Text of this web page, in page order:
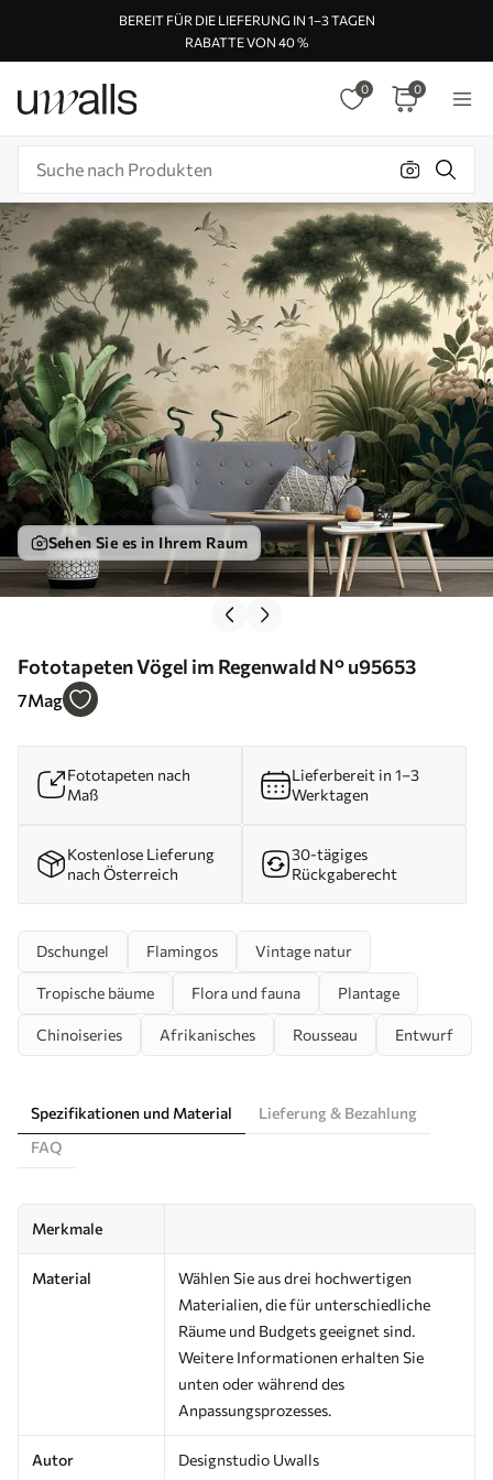
BEREIT FÜR DIE LIEFERUNG IN 1–3 TAGEN
RABATTE VON 40 %
0 0
Sehen Sie es in Ihrem Raum
Fototapeten Vögel im Regenwald N° u95653
7Mag
Fototapeten nach
Maß
Lieferbereit in 1–3
Werktagen
Kostenlose Lieferung
nach Österreich
30-tägiges
Rückgaberecht
Dschungel Flamingos Vintage natur
Tropische bäume Flora und fauna Plantage
Chinoiseries Afrikanisches Rousseau Entwurf
Spezifikationen und Material
Lieferung & Bezahlung
FAQ
Merkmale
Material
Wählen Sie aus drei hochwertigen
Materialien, die für unterschiedliche
Räume und Budgets geeignet sind.
Weitere Informationen erhalten Sie
unten oder während des
Anpassungsprozesses.
Autor Designstudio Uwalls